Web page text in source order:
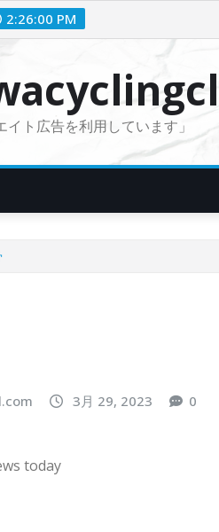
2:26:01 PM
ト広告を利用しています」
3月 29, 2023 0
today